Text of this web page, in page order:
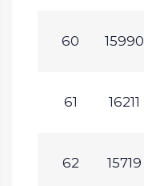
60 15990
61 16211
62 15719